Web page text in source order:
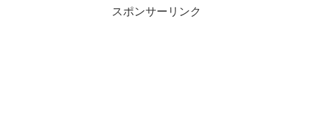
スポンサーリンク